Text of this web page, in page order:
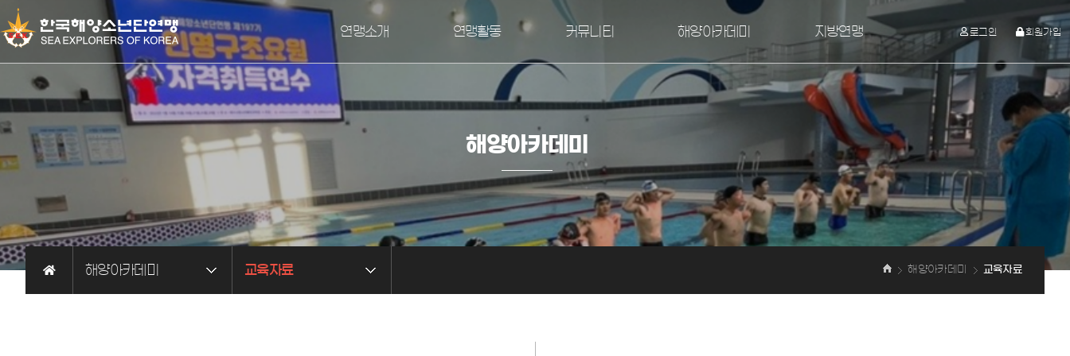
연맹소개
CI
연혁
오시는길
연맹활동
해양소년단 단원
주요사업
주요행사일정
활동사진
홍보자료
커뮤니티
언론보도
자료실
FAQ
해양아카데미
해양교육시설
자격증/시험/결제
지방연맹
지방연맹
로그인 회원가입
해양아카데미 교육자료 해양아카데미 교육자료
해양아카데미